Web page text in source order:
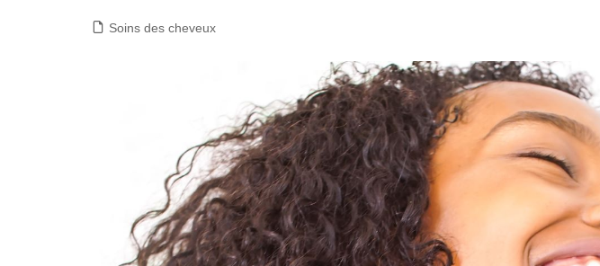
Soins des cheveux